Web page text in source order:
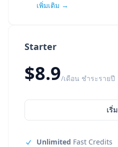
Starter
$8.9/เดือน ชำระรายปี
เริ่ม
Unlimited Fast Credits
เพิ่มเติม →